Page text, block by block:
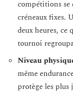
compétitions se
créneaux fixes.
deux heures,
tournoi
Niveau
même
protège les plus